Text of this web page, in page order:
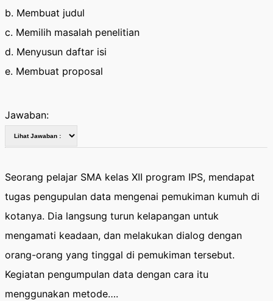
b. Membuat judul
c. Memilih masalah penelitian
d. Menyusun daftar isi
e. Membuat proposal
Jawaban:
Seorang pelajar SMA kelas XII program IPS, mendapat
tugas pengupulan data mengenai pemukiman kumuh di
kotanya. Dia langsung turun kelapangan untuk
mengamati keadaan, dan melakukan dialog dengan
orang-orang yang tinggal di pemukiman tersebut.
Kegiatan pengumpulan data dengan cara itu
menggunakan metode….